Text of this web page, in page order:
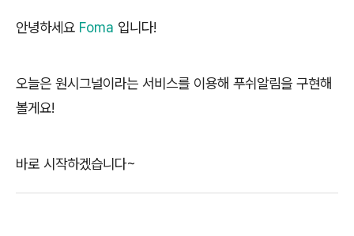
안녕하세요 Foma 입니다!
오늘은 원시그널이라는 서비스를 이용해 푸쉬알림을 구현해
볼게요!
바로 시작하겠습니다~